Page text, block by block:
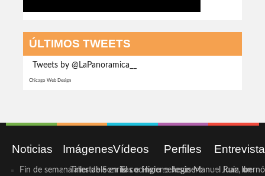
ÚLTIMOS TWEETS
Tweets by @LaPanoramica__
Chicago Web Design
Noticias
Fin de semana inestable en la
Imágenes
Taller de Sonrisas e Higiene
Vídeos
El cocinero ceheginero
Perfiles
Jesús Manuel Ruiz, un
Juan